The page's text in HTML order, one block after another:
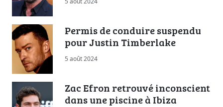
Permis de conduire suspendu
pour Justin Timberlake
5 août 2024
Zac Efron retrouvé inconscient
dans une piscine à Ibiza